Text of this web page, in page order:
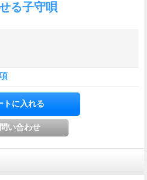
る子守唄